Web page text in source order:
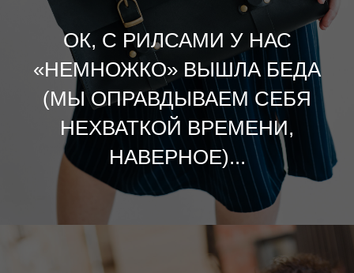
ОК, С РИЛСАМИ У НАС
«НЕМНОЖКО» ВЫШЛА БЕДА
(МЫ ОПРАВДЫВАЕМ СЕБЯ
НЕХВАТКОЙ ВРЕМЕНИ,
НАВЕРНОЕ)...